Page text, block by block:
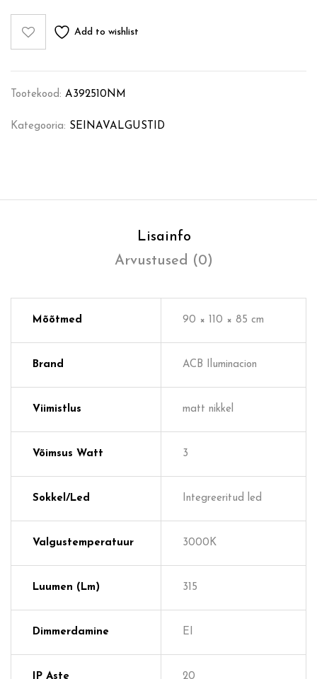
Add to wishlist
Tootekood: A392510NM
Kategooria: SEINAVALGUSTID
Lisainfo
Arvustused (0)
Mõõtmed 90 × 110 × 85 cm
Brand ACB Iluminacion
Viimistlus matt nikkel
Võimsus Watt 3
Sokkel/Led Integreeritud led
Valgustemperatuur 3000K
Luumen (lm) 315
Dimmerdamine EI
IP Aste 20